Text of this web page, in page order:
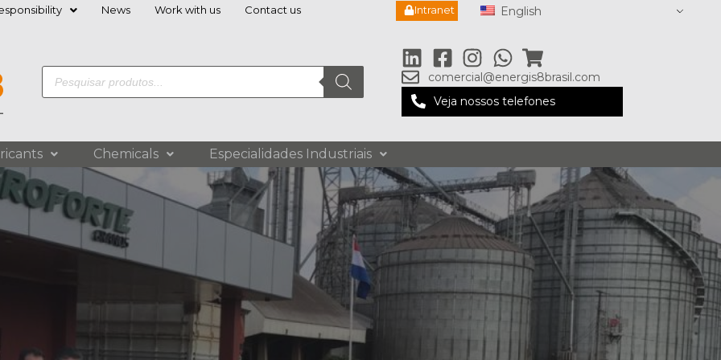
News Work with us Contact us Intranet English
comercial@energis8brasil.com
Veja nossos telefones
Chemicals Especialidades Industriais